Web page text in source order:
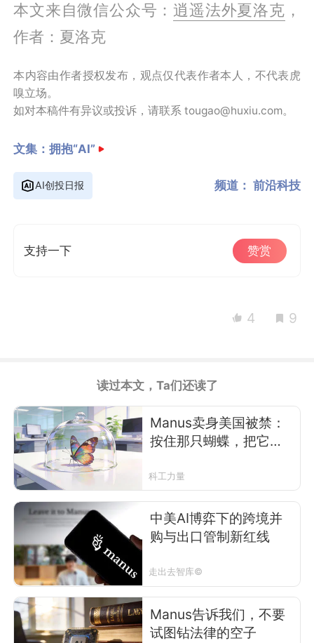
本文来自微信公众号：逍遥法外夏洛克 ，
作者：夏洛克
本内容由作者授权发布，观点仅代表作者本人，不代表虎
嗅立场。
如对本稿件有异议或投诉，请联系 tougao@huxiu.com。
文集：拥抱“AI”
AI创投日报 频道： 前沿科技
支持一下 赞赏
4 9
读过本文，Ta们还读了
Manus卖身美国被禁：
按住那只蝴蝶，把它做
科工力量
中美AI博弈下的跨境并
购与出口管制新红线
走出去智库©
Manus告诉我们，不要
试图钻法律的空子